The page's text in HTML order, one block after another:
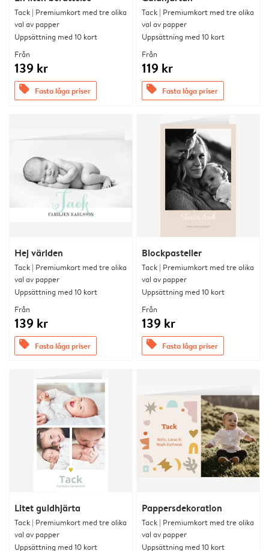
Tack | Premiumkort med tre olika
val av papper
Uppsättning med 10 kort
Från
139 kr
offers Fasta låga priser
Tack | Premiumkort med tre olika
val av papper
Uppsättning med 10 kort
Från
119 kr
offers Fasta låga priser
Hej världen
Tack | Premiumkort med tre olika
val av papper
Uppsättning med 10 kort
Från
139 kr
offers Fasta låga priser
Blockpasteller
Tack | Premiumkort med tre olika
val av papper
Uppsättning med 10 kort
Från
139 kr
offers Fasta låga priser
Litet guldhjärta
Tack | Premiumkort med tre olika
val av papper
Uppsättning med 10 kort
Pappersdekoration
Tack | Premiumkort med tre olika
val av papper
Uppsättning med 10 kort